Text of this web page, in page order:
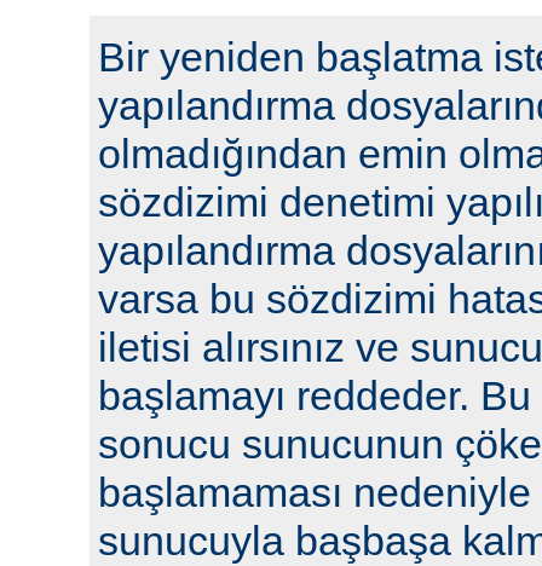
Bir yeniden başlatma
yapılandırma
olmadığından emin
sözdizimi denetimi
yapılandırma
varsa bu sözdizimi
iletisi alırsınız ve
başlamayı reddeder.
sonucu sunucunun
başlamaması
sunucuyla başbaşa